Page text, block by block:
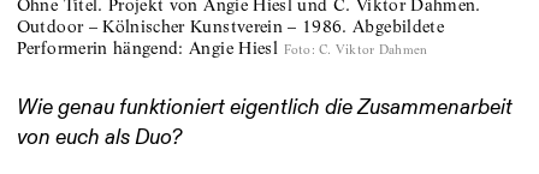
Ohne Titel. Projekt von Angie Hiesl und C. Viktor Dahmen.
Outdoor – Kölnischer Kunstverein – 1986. Abgebildete
Performerin hängend: Angie Hiesl Foto: C. Viktor Dahmen
Wie genau funktioniert eigentlich die Zusammenarbeit
von euch als Duo?